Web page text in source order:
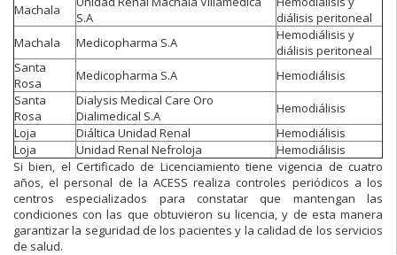
Machala
S.A
diálisis peritoneal
Machala
Medicopharma S.A
Hemodiálisis y
diálisis peritoneal
Santa
Rosa
Medicopharma S.A
Hemodiálisis
Santa
Rosa
Dialysis Medical Care Oro
Dialimedical S.A
Hemodiálisis
Loja
Diáltica Unidad Renal
Hemodiálisis
Loja
Unidad Renal Nefroloja
Hemodiálisis
Si bien, el Certificado de Licenciamiento tiene vigencia de cuatro
años, el personal de la ACESS realiza controles periódicos a los
centros especializados para constatar que mantengan las
condiciones con las que obtuvieron su licencia, y de esta manera
garantizar la seguridad de los pacientes y la calidad de los servicios
de salud.